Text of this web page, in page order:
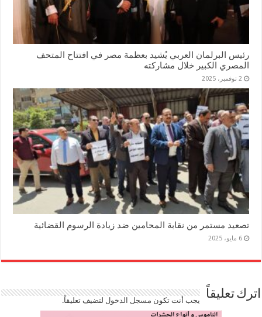
رئيس البرلمان العربي يُشيد بعظمة مصر في افتتاح المتحف
المصري الكبير خلال مشاركته
2 نوفمبر، 2025
تصعيد مستمر من نقابة المحامين ضد زيادة الرسوم القضائية
6 مايو، 2025
اترك تعليقاً يجب أنت تكون مسجل الدخوللتضيف تعليقاً.